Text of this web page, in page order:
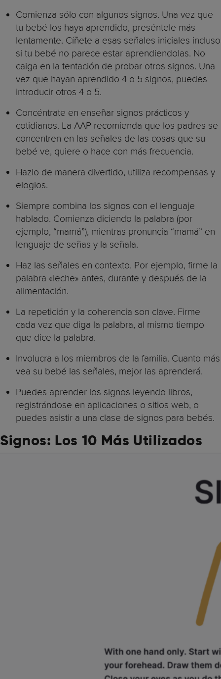
Comienza sólo con algunos signos. Una vez que
tu bebé los haya aprendido, preséntele más
lentamente. Cíñete a esas señales iniciales incluso
si tu bebé no parece estar aprendiendolas. No
caiga en la tentación de probar otros signos. Una
vez que hayan aprendido 4 o 5 signos, puedes
introducir otros 4 o 5.
Concéntrate en enseñar signos prácticos y
cotidianos. La AAP recomienda que los padres se
concentren en las señales de las cosas que su
bebé ve, quiere o hace con más frecuencia.
Hazlo de manera divertido, utiliza recompensas y
elogios.
Siempre combina los signos con el lenguaje
hablado. Comienza diciendo la palabra (por
ejemplo, “mamá”), mientras pronuncia “mamá” en
lenguaje de señas y la señala.
Haz las señales en contexto. Por ejemplo, firme la
palabra «leche» antes, durante y después de la
alimentación.
La repetición y la coherencia son clave. Firme
cada vez que diga la palabra, al mismo tiempo
que dice la palabra.
Involucra a los miembros de la familia. Cuanto más
vea su bebé las señales, mejor las aprenderá.
Puedes aprender los signos leyendo libros,
registrándose en aplicaciones o sitios web, o
puedes asistir a una clase de signos para bebés.
Signos: Los 10 Más Utilizados